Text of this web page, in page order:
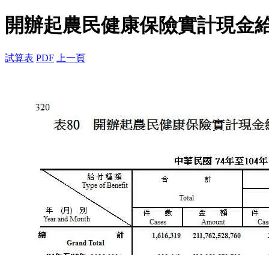
開辦起農民健康保險實計現金
試算表 PDF 上一頁